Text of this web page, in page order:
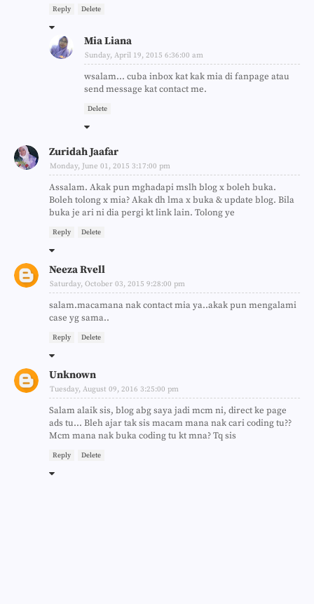
Reply Delete
Mia Liana
Sunday, April 19, 2015 6:36:00 am
wsalam... cuba inbox kat kak mia di fanpage atau
send message kat contact me.
Delete
Zuridah Jaafar
Monday, June 01, 2015 3:17:00 pm
Assalam. Akak pun mghadapi mslh blog x boleh buka.
Boleh tolong x mia? Akak dh lma x buka & update blog. Bila
buka je ari ni dia pergi kt link lain. Tolong ye
Reply Delete
Neeza Rvell
Saturday, October 03, 2015 9:28:00 pm
salam.macamana nak contact mia ya..akak pun mengalami
case yg sama..
Reply Delete
Unknown
Tuesday, August 09, 2016 3:25:00 pm
Salam alaik sis, blog abg saya jadi mcm ni, direct ke page
ads tu... Bleh ajar tak sis macam mana nak cari coding tu??
Mcm mana nak buka coding tu kt mna? Tq sis
Reply Delete